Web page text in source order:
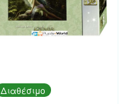
Διαθέσιμο